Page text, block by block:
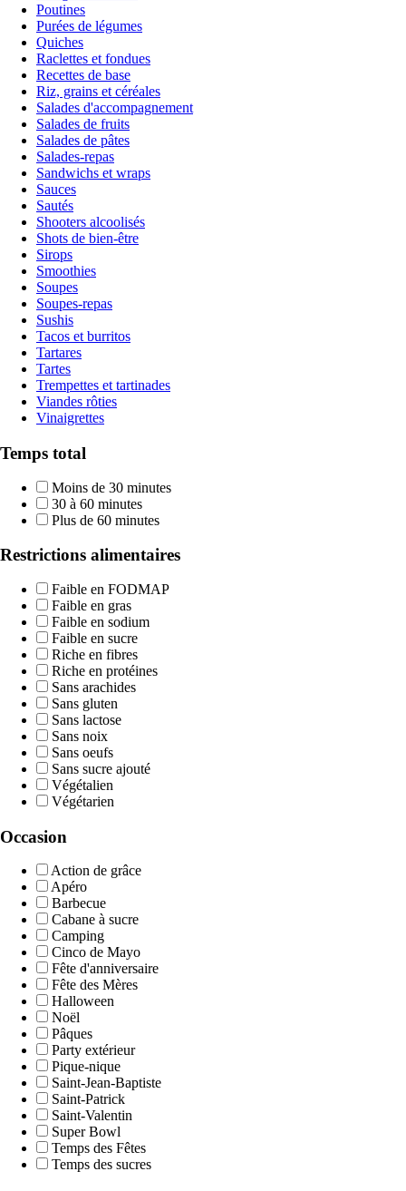
Poutines
Purées de légumes
Quiches
Raclettes et fondues
Recettes de base
Riz, grains et céréales
Salades d'accompagnement
Salades de fruits
Salades de pâtes
Salades-repas
Sandwichs et wraps
Sauces
Sautés
Shooters alcoolisés
Shots de bien-être
Sirops
Smoothies
Soupes
Soupes-repas
Sushis
Tacos et burritos
Tartares
Tartes
Trempettes et tartinades
Viandes rôties
Vinaigrettes
Temps total
Moins de 30 minutes
30 à 60 minutes
Plus de 60 minutes
Restrictions alimentaires
Faible en FODMAP
Faible en gras
Faible en sodium
Faible en sucre
Riche en fibres
Riche en protéines
Sans arachides
Sans gluten
Sans lactose
Sans noix
Sans oeufs
Sans sucre ajouté
Végétalien
Végétarien
Occasion
Action de grâce
Apéro
Barbecue
Cabane à sucre
Camping
Cinco de Mayo
Fête d'anniversaire
Fête des Mères
Halloween
Noël
Pâques
Party extérieur
Pique-nique
Saint-Jean-Baptiste
Saint-Patrick
Saint-Valentin
Super Bowl
Temps des Fêtes
Temps des sucres